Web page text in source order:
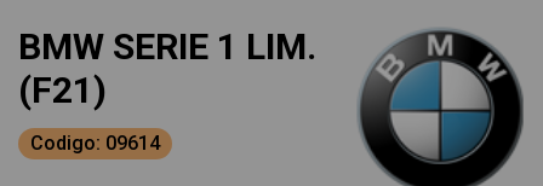
BMW SERIE 1 LIM.
(F21)
Codigo: 09614